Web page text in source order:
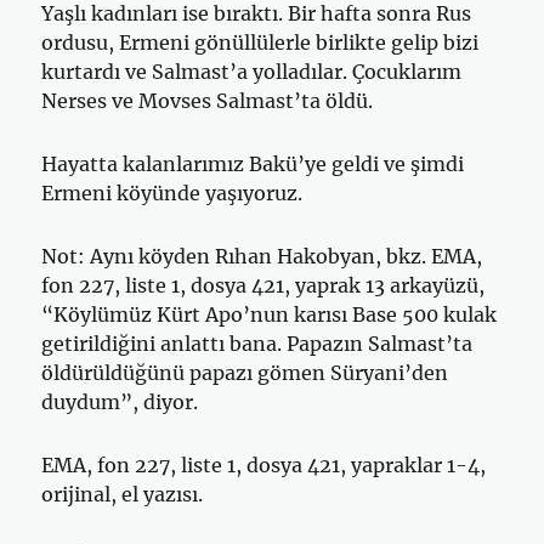
Yaşlı kadınları ise bıraktı. Bir hafta sonra Rus
ordusu, Ermeni gönüllülerle birlikte gelip bizi
kurtardı ve Salmast’a yolladılar. Çocuklarım
Nerses ve Movses Salmast’ta öldü.
Hayatta kalanlarımız Bakü’ye geldi ve şimdi
Ermeni köyünde yaşıyoruz.
Not: Aynı köyden Rıhan Hakobyan, bkz. EMA,
fon 227, liste 1, dos­ya 421, yaprak 13 arkayüzü,
“Köylümüz Kürt Apo’nun karısı Base 500 kulak
getirildiğini anlattı bana. Papazın Salmast’ta
öldürüldüğünü papazı gömen Süryani’den
duydum”, diyor.
EMA, fon 227, liste 1, dosya 421, yapraklar 1-4,
orijinal, el yazısı.